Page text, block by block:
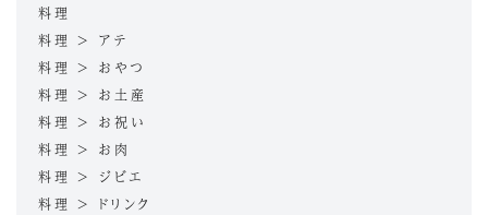
料理
料理 > アテ
料理 > おやつ
料理 > お土産
料理 > お祝い
料理 > お肉
料理 > ジビエ
料理 > ドリンク